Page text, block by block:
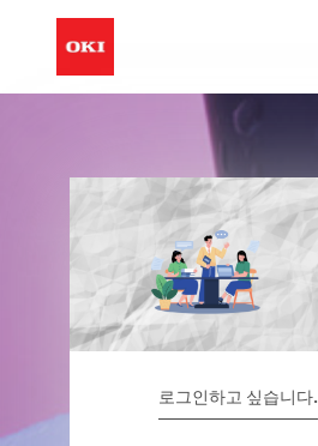
로그인하고 싶습니다.